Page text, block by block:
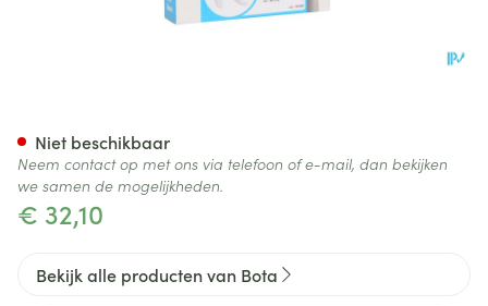
€ 32,10
Niet beschikbaar
Neem contact op met ons via telefoon of e-mail, dan bekijken
we samen de mogelijkheden.
Bekijk alle producten van Bota